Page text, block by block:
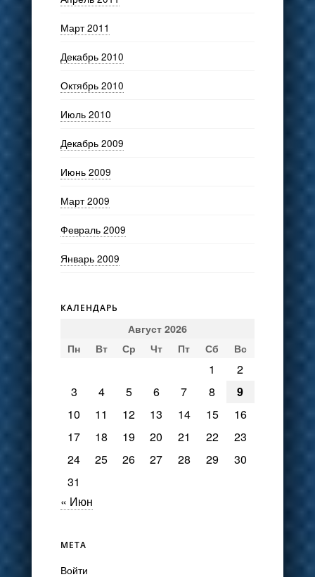
Март 2011
Декабрь 2010
Октябрь 2010
Июль 2010
Декабрь 2009
Июнь 2009
Март 2009
Февраль 2009
Январь 2009
КАЛЕНДАРЬ
Август 2026
Пн
Вт Ср Чт Пт Сб Вс
1
2
3
4 5 6 7 8
9
10
11 12 13 14 15
16
17
18 19 20 21 22
23
24
25 26 27 28 29
30
31
« Июн
МЕТА
Войти